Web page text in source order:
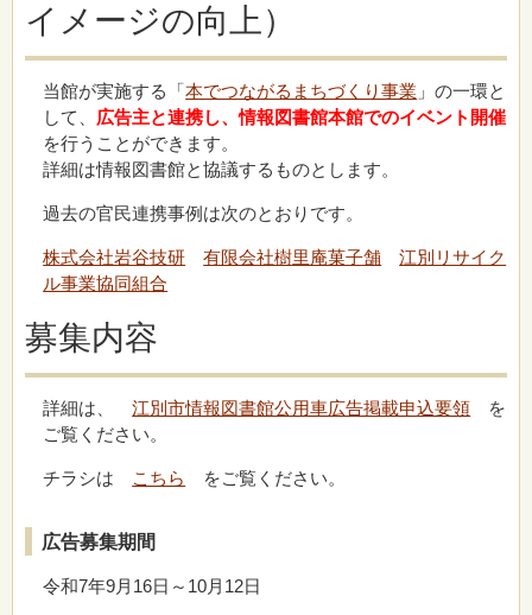
イメージの向上）
当館が実施する「本でつながるまちづくり事業 」の一環と
して、 広告主と連携し、情報図書館本館でのイベント開催
を行うことができます。
詳細は情報図書館と協議するものとします。
過去の官民連携事例は次のとおりです。
株式会社岩谷技研 有限会社樹里庵菓子舗
江別リサイク
ル事業協同組合
募集内容
詳細は、江別市情報図書館公用車広告掲載申込要領 を
ご覧ください。
チラシは こちら をご覧ください。
広告募集期間
令和7年9月16日～10月12日